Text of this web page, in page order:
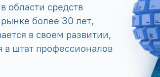
области средств
более 30 лет,
в своем развитии,
в штат профессионалов